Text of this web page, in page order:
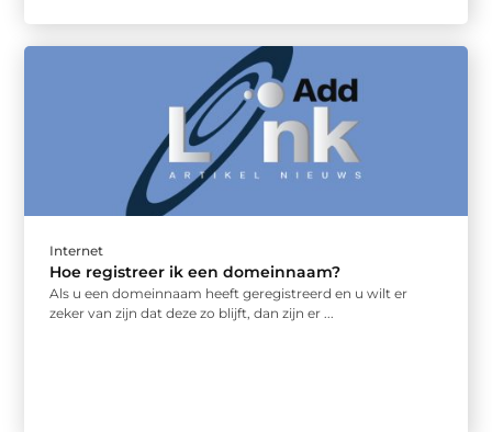
Internet
Hoe registreer ik een domeinnaam?
Als u een domeinnaam heeft geregistreerd en u wilt er
zeker van zijn dat deze zo blijft, dan zijn er ...